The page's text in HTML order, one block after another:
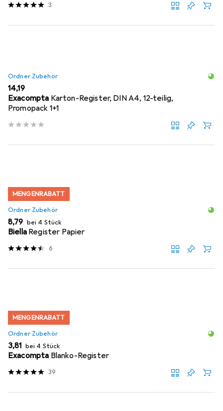
3
Ordner Zubehör
EUR
14,19
Exacompta Karton-Register, DIN A4, 12-teilig,
Promopack 1+1
MENGENRABATT
Ordner Zubehör
EUR
8,79 bei 4 Stück
Biella Register Papier
6
MENGENRABATT
Ordner Zubehör
EUR
3,81 bei 4 Stück
Exacompta Blanko-Register
39